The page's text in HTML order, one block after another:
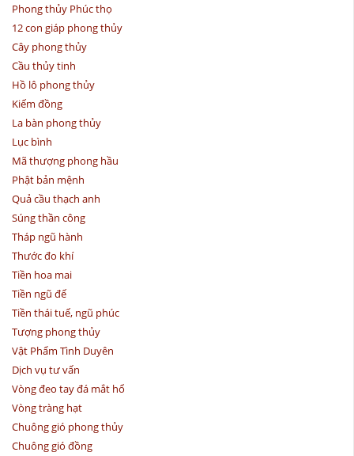
Phong thủy Phúc thọ
12 con giáp phong thủy
Cây phong thủy
Cầu thủy tinh
Hồ lô phong thủy
Kiếm đồng
La bàn phong thủy
Lục bình
Mã thượng phong hầu
Phật bản mệnh
Quả cầu thạch anh
Súng thần công
Tháp ngũ hành
Thước đo khí
Tiền hoa mai
Tiền ngũ đế
Tiền thái tuế, ngũ phúc
Tượng phong thủy
Vật Phẩm Tình Duyên
Dịch vụ tư vấn
Vòng đeo tay đá mắt hổ
Vòng tràng hạt
Chuông gió phong thủy
Chuông gió đồng